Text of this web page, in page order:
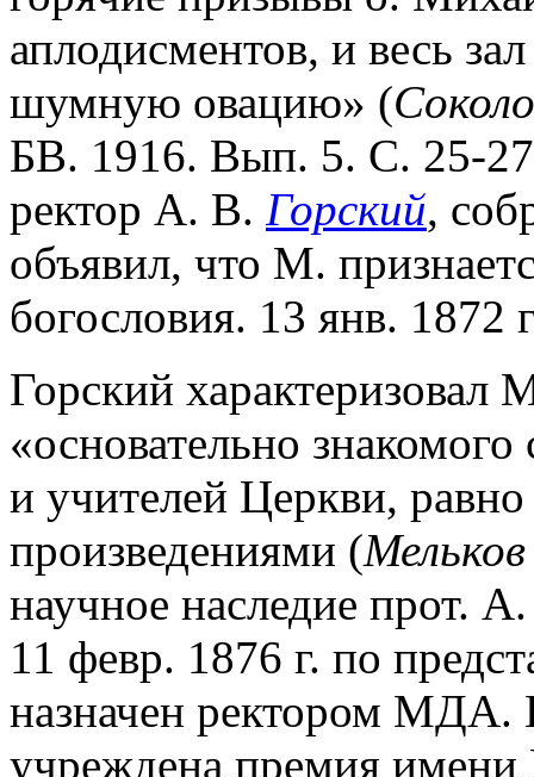
аплодисментов, и весь
шумную овацию» (
БВ. 1916. Вып. 5. С. 25-
ректор А. В. Горский,
объявил, что М.
богословия. 13 янв. 1872
Горский характеризовал
«основательно
и учителей Церкви,
произведениями (Мельков
научное наследие прот.
11 февр. 1876 г. по
назначен ректором МДА.
учреждена премия